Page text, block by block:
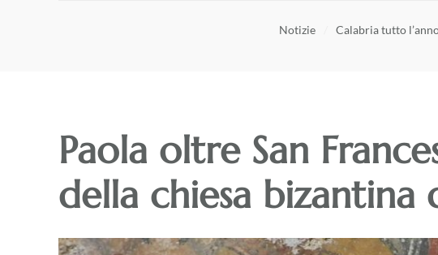
Notizie Calabria tutto
Paola oltre San
della chiesa bizantina